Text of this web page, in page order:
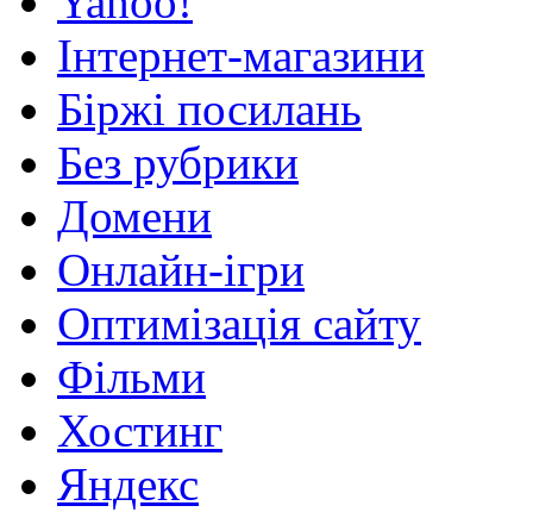
Інтернет-магазини
Біржі посилань
Без рубрики
Домени
Онлайн-ігри
Оптимізація сайту
Фільми
Хостинг
Яндекс